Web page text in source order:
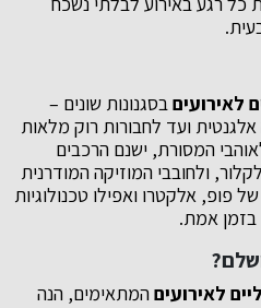
לאירועיםבסגנונות שונים –
ועד לחבורות רוק מלאות
המסורת, ישנם הרכבים
ולחובבי המוזיקה המודרנית
פופ, אלקטרו ואפילו טכנולוגיות
בזמן אמת.
לאירועיםהמתאימים, הנה